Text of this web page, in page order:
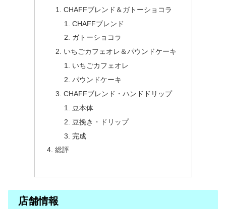
CHAFFブレンド＆ガトーショコラ
CHAFFブレンド
ガトーショコラ
いちごカフェオレ＆パウンドケーキ
いちごカフェオレ
パウンドケーキ
CHAFFブレンド・ハンドドリップ
豆本体
豆挽き・ドリップ
完成
総評
店舗情報